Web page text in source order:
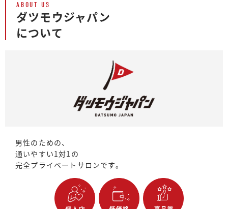
ABOUT US
ダツモウジャパン
について
男性のための、
通いやすい1対1の
完全プライベートサロンです。